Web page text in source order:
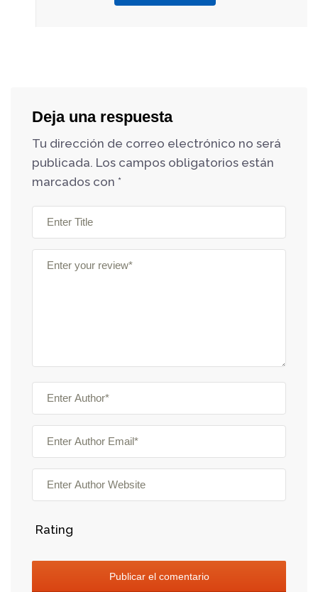
Deja una respuesta
Tu dirección de correo electrónico no será
publicada. Los campos obligatorios están
marcados con *
Rating